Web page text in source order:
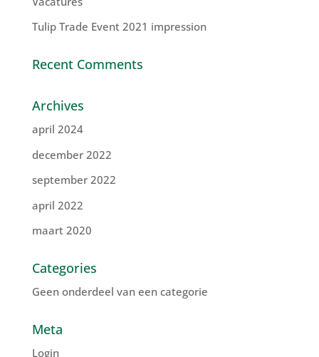
Tulip Trade Event 2021 impression
Recent Comments
Archives
april 2024
december 2022
september 2022
april 2022
maart 2020
Categories
Geen onderdeel van een categorie
Meta
Login